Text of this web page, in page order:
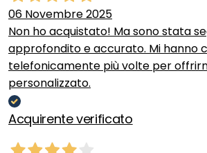
06 Novembre 2025
Non ho acquistato! Ma sono stata
approfondito e accurato. Mi hanno
telefonicamente più volte per
personalizzato.
Acquirente verificato